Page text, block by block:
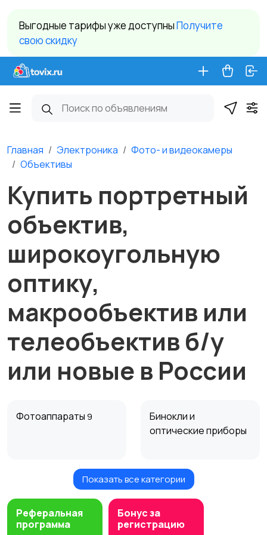
Выгодные тарифы уже доступныПолучите
свою скидку
Главная Электроника
Фото- и видеокамеры
Объективы
Купить портретный
объектив,
широкоугольную
оптику,
макрообъектив или
телеобъектив б/у
или новые в России
Фотоаппараты 9
Бинокли и
оптические приборы
фотопринтеры
Цифровые
фоторамки
Показать все категории
Реферальная
программа
Бонус за
регистрацию